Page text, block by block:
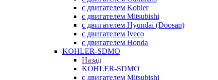
с двигателем Kohler
с двигателем Mitsubishi
с двигателем Hyundai (Doosan)
с двигателем Iveco
с двигателем Honda
KOHLER-SDMO
Назад
KOHLER-SDMO
с двигателем Mitsubishi